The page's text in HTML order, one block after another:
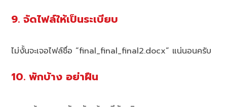
9. จัดไฟล์ให้เป็นระเบียบ
ไม่งั้นจะเจอไฟล์ชื่อ “final_final_final2.docx” แน่นอนครับ
10. พักบ้าง อย่าฝืน